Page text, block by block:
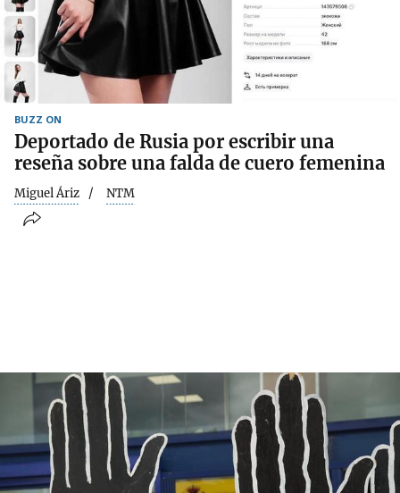
BUZZ ON
Deportado de Rusia por escribir una
reseña sobre una falda de cuero femenina
Miguel Áriz NTM